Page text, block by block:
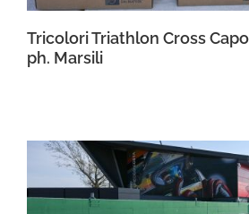
Tricolori Triathlon Cross
ph. Marsili